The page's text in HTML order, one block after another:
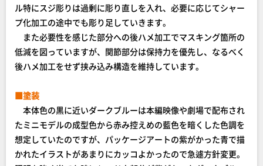
ル特にスジ彫りは過剰に彫り直しを入れ、必要に応じてシャー
プ化加工の途中でも彫り足していきます。
また必要性を感じた部分への後ハメ加工でマスキング箇所の
低減を図っていますが、関節部分は保持力を優先し、なるべく
後ハメ加工をせず挟み込み構造を維持しています。
■塗装
本体色の黒に近いダークブルーは本編映像や劇場で配布され
たミニモデルの成型色から赤み控えめの藍色を暗くした色調を
想定していたのですが、パッケージアートの紫がかった青で描
かれたイラストがあまりにカッコよかったので急遽方針変更。